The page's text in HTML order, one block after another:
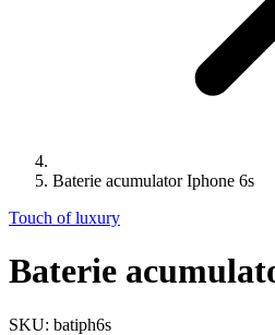
Baterie acumulator Iphone 6s
Touch of luxury
Baterie
SKU: batiph6s